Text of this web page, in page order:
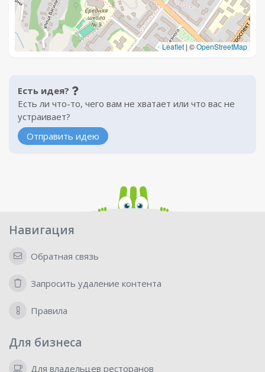
Leaflet | ©OpenStreetMap
Есть идея?
Есть ли что-то, чего вам не хватает или что вас не
устраивает?
Отправить идею
Навигация
Обратная связь
Запросить удаление контента
Правила
Для бизнеса
Для владельцев ресторанов